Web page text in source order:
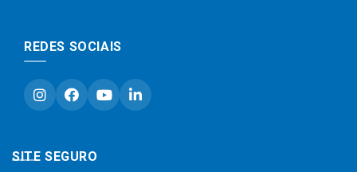
REDES SOCIAIS
SITE SEGURO